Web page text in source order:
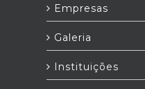
Empresas
Galeria
Instituições